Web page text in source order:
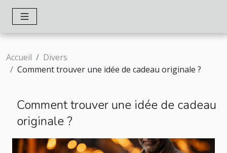
Accueil
Divers
Comment trouver une idée de cadeau originale ?
Comment trouver une idée de cadeau
originale ?